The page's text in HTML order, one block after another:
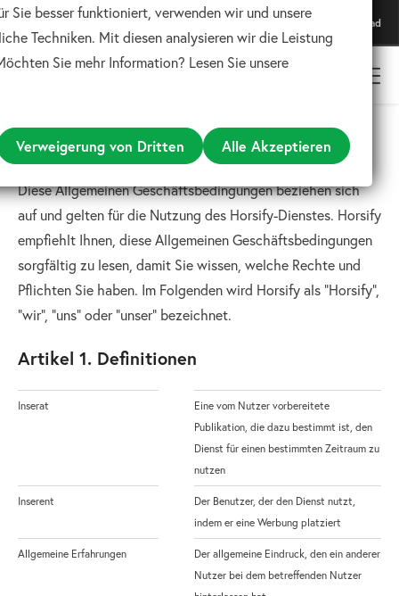
Lade unsere App herunter
Für das beste Erlebnis
Download
Allgemeine Geschäftsbedingungen
Diese Allgemeinen Geschäftsbedingungen beziehen sich
auf und gelten für die Nutzung des Horsify-Dienstes. Horsify
empfiehlt Ihnen, diese Allgemeinen Geschäftsbedingungen
sorgfältig zu lesen, damit Sie wissen, welche Rechte und
Pflichten Sie haben. Im Folgenden wird Horsify als "Horsify",
"wir", "uns" oder "unser" bezeichnet.
Artikel 1. Definitionen
Inserat
Eine vom Nutzer vorbereitete
Publikation, die dazu bestimmt ist, den
Dienst für einen bestimmten Zeitraum zu
nutzen
Inserent
Der Benutzer, der den Dienst nutzt,
indem er eine Werbung platziert
Allgemeine Erfahrungen
Der allgemeine Eindruck, den ein anderer
Nutzer bei dem betreffenden Nutzer
Sie besser funktioniert, verwenden wir und unsere
Techniken. Mit diesen analysieren wir die Leistung
Sie mehr Information? Lesen Sie unsere
Verweigerung von Dritten Alle Akzeptieren